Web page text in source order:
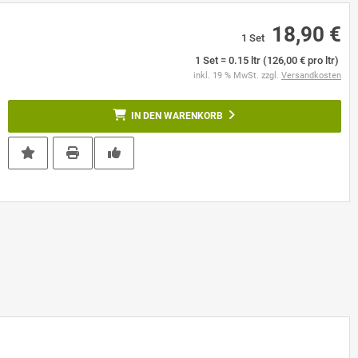
1 Set 18,90 €
1 Set = 0.15 ltr (126,00 € pro ltr)
inkl. 19 % MwSt. zzgl. Versandkosten
IN DEN WARENKORB